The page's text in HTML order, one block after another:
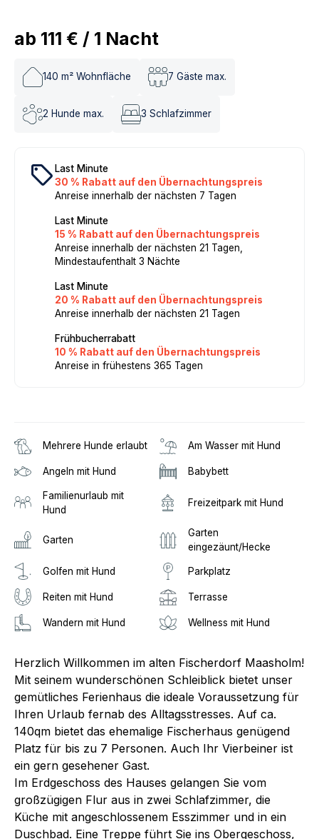
ab 111 € / 1 Nacht
140 m² Wohnfläche 7 Gäste max.
2 Hunde max. 3 Schlafzimmer
local_offer Last Minute
30 % Rabatt auf den Übernachtungspreis
Anreise innerhalb der nächsten 7 Tagen
Last Minute
15 % Rabatt auf den Übernachtungspreis
Anreise innerhalb der nächsten 21 Tagen,
Mindestaufenthalt 3 Nächte
Last Minute
20 % Rabatt auf den Übernachtungspreis
Anreise innerhalb der nächsten 21 Tagen
Frühbucherrabatt
10 % Rabatt auf den Übernachtungspreis
Anreise in frühestens 365 Tagen
Mehrere Hunde erlaubt Am Wasser mit Hund
Angeln mit Hund Babybett
Familienurlaub mit
Hund
Freizeitpark mit Hund
Garten
Garten
eingezäunt/Hecke
Golfen mit Hund Parkplatz
Reiten mit Hund Terrasse
Wandern mit Hund Wellness mit Hund
Herzlich Willkommen im alten Fischerdorf Maasholm!
Mit seinem wunderschönen Schleiblick bietet unser
gemütliches Ferienhaus die ideale Voraussetzung für
Ihren Urlaub fernab des Alltagsstresses. Auf ca.
140qm bietet das ehemalige Fischerhaus genügend
Platz für bis zu 7 Personen. Auch Ihr Vierbeiner ist
ein gern gesehener Gast.
Im Erdgeschoss des Hauses gelangen Sie vom
großzügigen Flur aus in zwei Schlafzimmer, die
Küche mit angeschlossenem Esszimmer und in ein
Duschbad. Eine Treppe führt Sie ins Obergeschoss,